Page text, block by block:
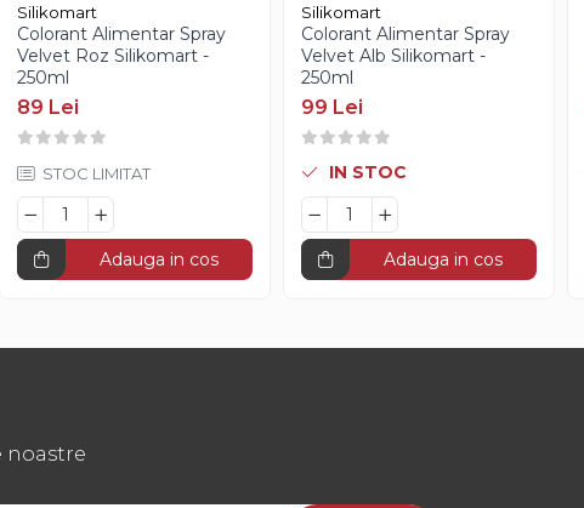
Silikomart
Colorant Alimentar Spray
Velvet Roz Silikomart -
250ml
89 Lei
STOC LIMITAT
Adauga in cos
Silikomart
Colorant Alimentar Spray
Velvet Alb Silikomart -
250ml
99 Lei
IN STOC
Adauga in cos
noastre